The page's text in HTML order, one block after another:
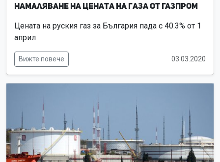
Намаляване на цената на газа от Газпром
Цената на руския газ за България пада с 40.3% от 1
април
Вижте повече 03.03.2020